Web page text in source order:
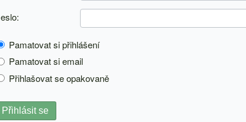
Pamatovat si přihlášení
Pamatovat si email
Přihlašovat se opakovaně
Přihlásit se